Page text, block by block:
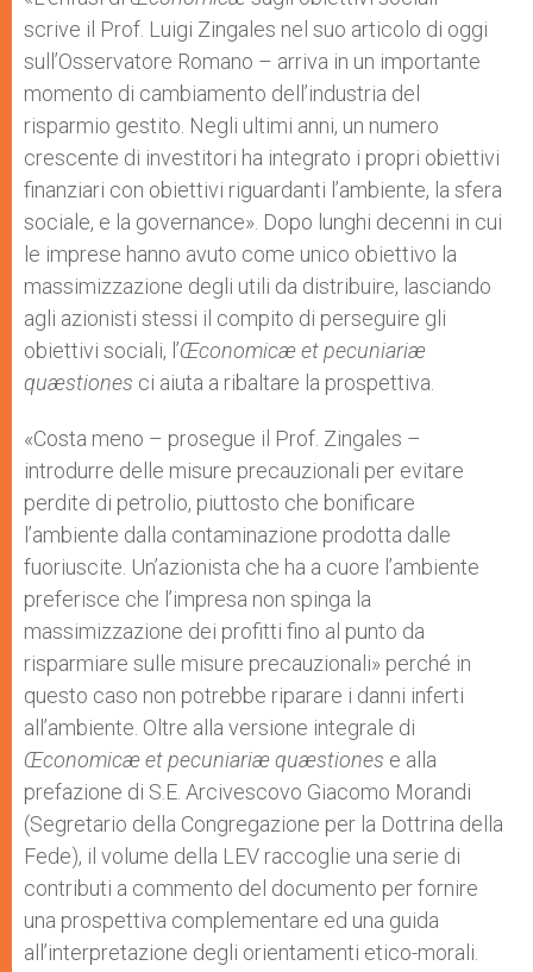
scrive il Prof. Luigi Zingales nel suo articolo di oggi
sull’Osservatore Romano – arriva in un importante
momento di cambiamento dell’industria del
risparmio gestito. Negli ultimi anni, un numero
crescente di investitori ha integrato i propri obiettivi
finanziari con obiettivi riguardanti l’ambiente, la sfera
sociale, e la governance». Dopo lunghi decenni in cui
le imprese hanno avuto come unico obiettivo la
massimizzazione degli utili da distribuire, lasciando
agli azionisti stessi il compito di perseguire gli
obiettivi sociali, l’Œconomicæ et pecuniariæ
quæstiones ci aiuta a ribaltare la prospettiva.
«Costa meno – prosegue il Prof. Zingales –
introdurre delle misure precauzionali per evitare
perdite di petrolio, piuttosto che bonificare
l’ambiente dalla contaminazione prodotta dalle
fuoriuscite. Un’azionista che ha a cuore l’ambiente
preferisce che l’impresa non spinga la
massimizzazione dei profitti fino al punto da
risparmiare sulle misure precauzionali» perché in
questo caso non potrebbe riparare i danni inferti
all’ambiente. Oltre alla versione integrale di
Œconomicæ et pecuniariæ quæstiones e alla
prefazione di S.E. Arcivescovo Giacomo Morandi
(Segretario della Congregazione per la Dottrina della
Fede), il volume della LEV raccoglie una serie di
contributi a commento del documento per fornire
una prospettiva complementare ed una guida
all’interpretazione degli orientamenti etico-morali.